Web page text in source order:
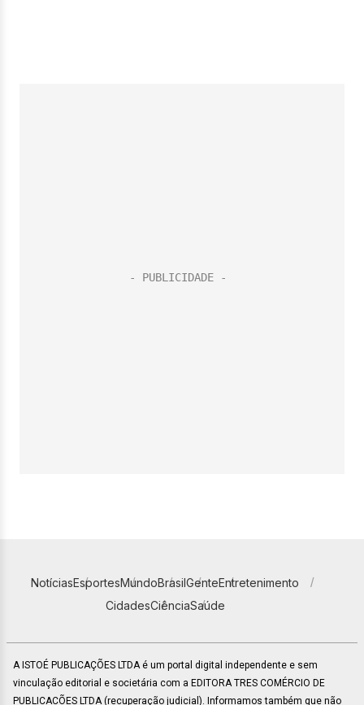
NotíciasEsportesMundoBrasilGenteEntretenimento
CidadesCiênciaSaúde
A ISTOÉ PUBLICAÇÕES LTDA é um portal digital independente e sem
vinculação editorial e societária com a EDITORA TRES COMÉRCIO DE
PUBLICACÕES LTDA (recuperação judicial). Informamos também que não